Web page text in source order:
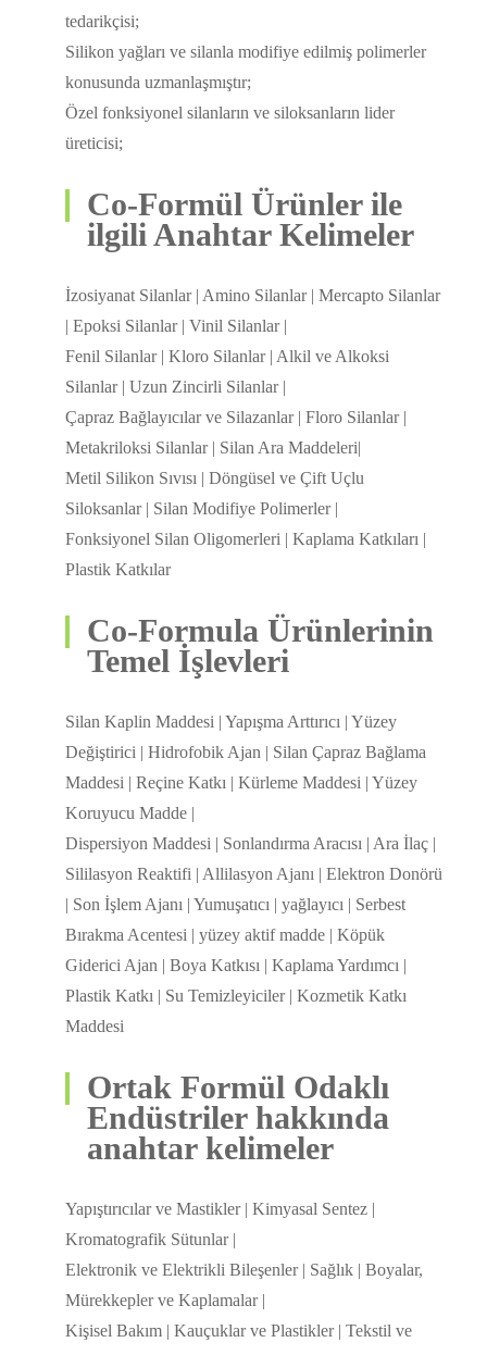
tedarikçisi;
Silikon yağları ve silanla modifiye edilmiş polimerler
konusunda uzmanlaşmıştır;
Özel fonksiyonel silanların ve siloksanların lider
üreticisi;
Co-Formül Ürünler ile
ilgili Anahtar Kelimeler
İzosiyanat Silanlar | Amino Silanlar | Mercapto Silanlar
| Epoksi Silanlar | Vinil Silanlar |
Fenil Silanlar | Kloro Silanlar | Alkil ve Alkoksi
Silanlar | Uzun Zincirli Silanlar |
Çapraz Bağlayıcılar ve Silazanlar | Floro Silanlar |
Metakriloksi Silanlar | Silan Ara Maddeleri|
Metil Silikon Sıvısı | Döngüsel ve Çift Uçlu
Siloksanlar | Silan Modifiye Polimerler |
Fonksiyonel Silan Oligomerleri | Kaplama Katkıları |
Plastik Katkılar
Co-Formula Ürünlerinin
Temel İşlevleri
Silan Kaplin Maddesi | Yapışma Arttırıcı | Yüzey
Değiştirici | Hidrofobik Ajan | Silan Çapraz Bağlama
Maddesi | Reçine Katkı | Kürleme Maddesi | Yüzey
Koruyucu Madde |
Dispersiyon Maddesi | Sonlandırma Aracısı | Ara İlaç |
Sililasyon Reaktifi | Allilasyon Ajanı | Elektron Donörü
| Son İşlem Ajanı | Yumuşatıcı | yağlayıcı | Serbest
Bırakma Acentesi | yüzey aktif madde | Köpük
Giderici Ajan | Boya Katkısı | Kaplama Yardımcı |
Plastik Katkı | Su Temizleyiciler | Kozmetik Katkı
Maddesi
Ortak Formül Odaklı
Endüstriler hakkında
anahtar kelimeler
Yapıştırıcılar ve Mastikler | Kimyasal Sentez |
Kromatografik Sütunlar |
Elektronik ve Elektrikli Bileşenler | Sağlık | Boyalar,
Mürekkepler ve Kaplamalar |
Kişisel Bakım | Kauçuklar ve Plastikler | Tekstil ve